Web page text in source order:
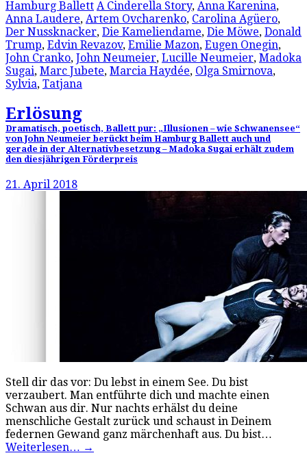
Hamburg Ballett A Cinderella Story, Anna Karenina,
Anna Laudere, Artem Ovcharenko, Carolina Agüero,
Der Nussknacker, Die Kameliendame, Die Möwe, Donald
Trump, Edvin Revazov, Emilie Mazon, Eugen Onegin,
John Cranko, John Neumeier, Lucille Neumeier, Madoka
Sugai, Marc Jubete, Marcia Haydée, Olga Smirnova,
Sylvia, Tatjana
Erlösung
Dramatisch, poetisch, Ballett pur: „Illusionen – wie Schwanensee“
von John Neumeier berückt beim Hamburg Ballett auch und
gerade in der Alternativbesetzung – Madoka Sugai erhält zudem
den diesjährigen Förderpreis
21. April 2018
Stell dir das vor: Du lebst in einem See. Du bist
verzaubert. Man entführte dich und machte einen
Schwan aus dir. Nur nachts erhälst du deine
menschliche Gestalt zurück und schaust in Deinem
federnen Gewand ganz märchenhaft aus. Du bist…
Weiterlesen… →